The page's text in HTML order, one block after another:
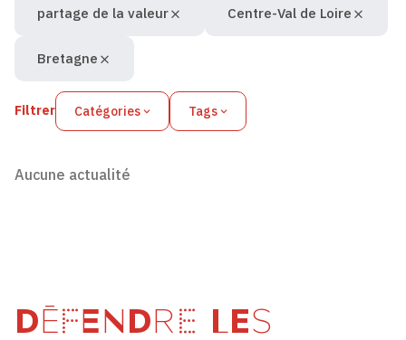
Filtrer Catégories Tags
partage de la valeur Centre-Val de Loire
Bretagne
Aucune actualité
DÉFENDRE LES